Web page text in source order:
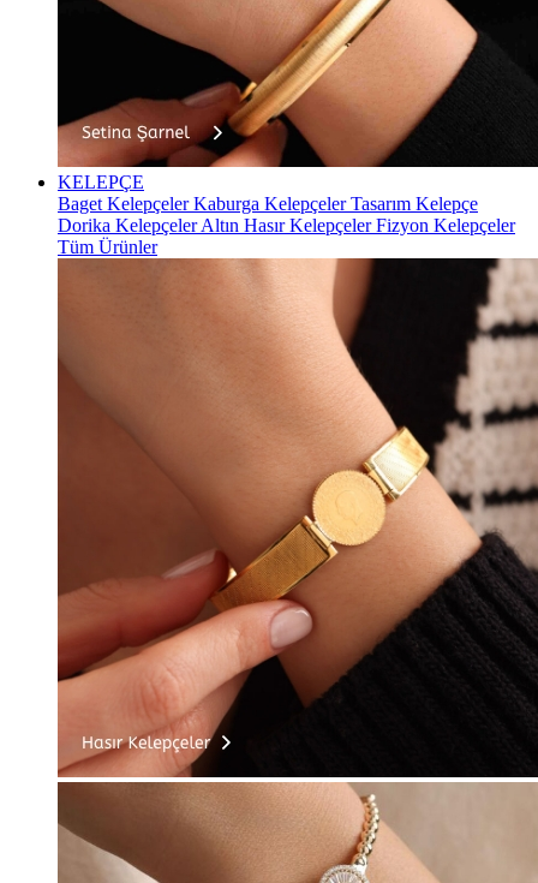
KELEPÇE
Baget KelepçelerKaburga KelepçelerTasarım Kelepçe
Dorika KelepçelerAltın Hasır KelepçelerFizyon Kelepçeler
Tüm Ürünler